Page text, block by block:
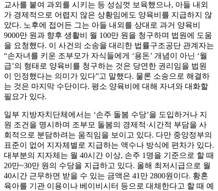
교사를 붙여 과외를 시키는 등 성심껏 보육했으나, 아들 내외
가 경제적으로 어렵지 않은 상황임에도 양육비를 지급하지 않
았다. 노후에 접어든 그는 아들 내외를 상대로 과거 양육비
9000만 원과 향후 생활비 월 100만 원을 청구하며 법원에 도움
을 요청했다. 이 사건의 소송을 대리한 법률구조공단 관계자는
“손자녀를 키운 조부모가 자식들에게 ‘용돈’ 개념이 아닌 ‘월
급’의 형태로 양육비를 청구하는 것은 당연한 권리임을 법원
이 인정했다는 의미가 있다”고 말했다. 물론 소송으로 해결하
는 것은 마지막 수단이다. 평소 양육비에 대해 자녀와 대화할
필요가 있다.
일부 지방자치단체에서는 ‘손주 돌봄 수당’을 도입하거나 지
원 조건을 명시하며 조부모 돌봄의 경제적·시간적 부담을 사
회적으로 분담하려는 움직임을 보이고 있다. 다만 중앙정부의
표준이 없어 지자체별로 지급하는 액수나 방식에 편차가 있다.
대부분의 지자체는 월 40시간 이상, 손주 1명을 기준으로 할 때
20만~30만 원의 수당을 지급하고 있다. 올해 최저시급으로 월
40시간 근무하면 받을 수 있는 금액은 41만 2800원이다. 황혼
육아를 기관 이용이나 베이비시터 등으로 대체한다고 할 때 예